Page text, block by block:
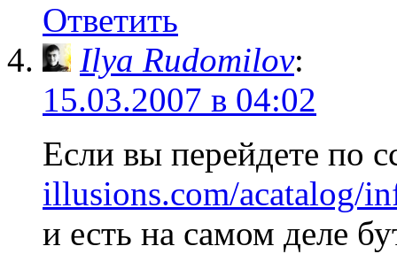
Ответить
Ilya Rudomilov:
15.03.2007 в 04:02
Если вы перейдете по
illusions.com/acatalog/
и есть на самом деле